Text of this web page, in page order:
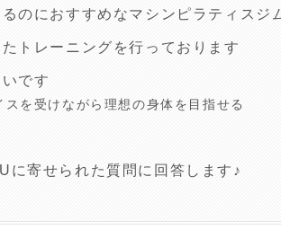
のにおすすめなマシンピラティスジ
トレーニングを行っております
です
を受けながら理想の身体を目指せる
寄せられた質問に回答します♪